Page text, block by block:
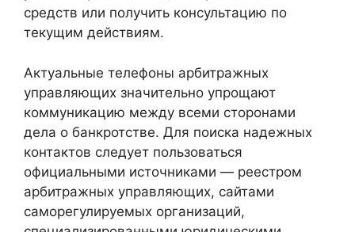
средств или получить консультацию по
текущим действиям.
Актуальные телефоны арбитражных
управляющих значительно упрощают
коммуникацию между всеми сторонами
дела о банкротстве. Для поиска надежных
контактов следует пользоваться
официальными источниками — реестром
арбитражных управляющих, сайтами
саморегулируемых организаций,